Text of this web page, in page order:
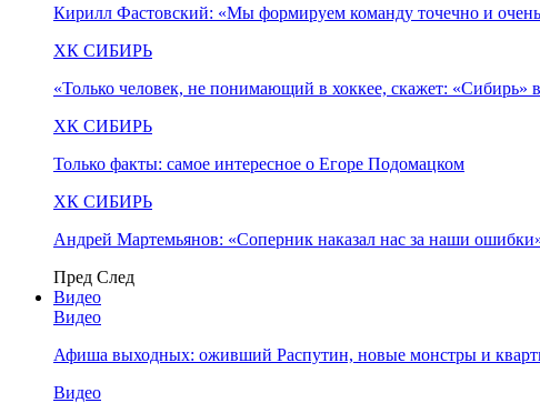
Кирилл Фастовский: «Мы формируем команду точечно и очень
ХК СИБИРЬ
«Только человек, не понимающий в хоккее, скажет: «Сибирь»
ХК СИБИРЬ
Только факты: самое интересное о Егоре Подомацком
ХК СИБИРЬ
Андрей Мартемьянов: «Соперник наказал нас за наши
Пред След
Видео
Видео
Афиша выходных: оживший Распутин, новые монстры и
Видео